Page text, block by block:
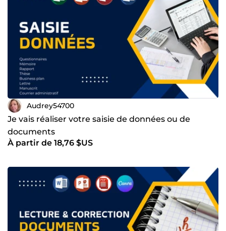
Audrey54700
Je vais réaliser votre saisie de données ou de
documents
À partir de 18,76 $US